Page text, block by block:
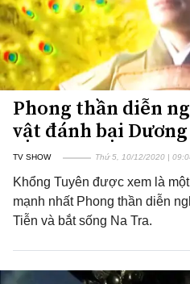
Phong thần diễn
vật đánh bại
TV SHOW Thứ 5, 10/12/2020 |
Khổng Tuyên được xem là
mạnh nhất Phong thần diễn
Tiễn và bắt sống Na Tra.